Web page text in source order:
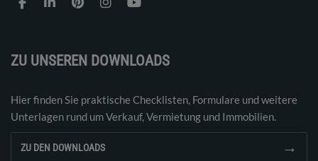
ZU UNSEREN DOWNLOADS
Hier finden Sie praktische Checklisten, Formulare und weitere
Unterlagen rund um Verkauf, Vermietung und Immobilien.
ZU DEN DOWNLOADS →